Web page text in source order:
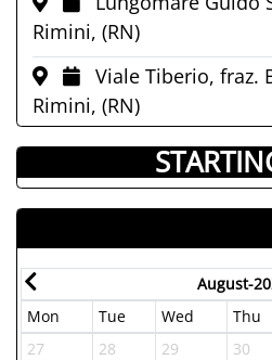
Rimini, (RN)
Viale Tiberio, fraz.
Rimini, (RN)
August-
Mon
Tue Wed Thu
27
28 29 30